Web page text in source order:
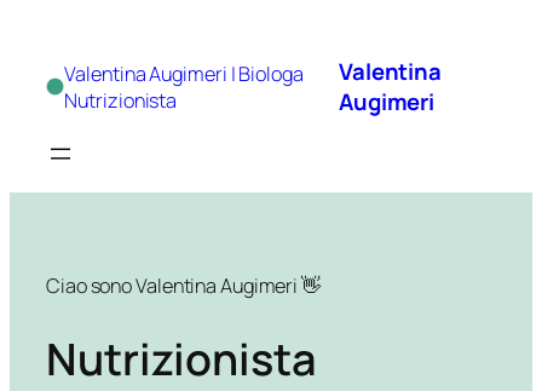
contenuto
Valentina Augimeri | Biologa
Nutrizionista
Valentina
Augimeri
Ciao sono Valentina Augimeri 👋
Nutrizionista